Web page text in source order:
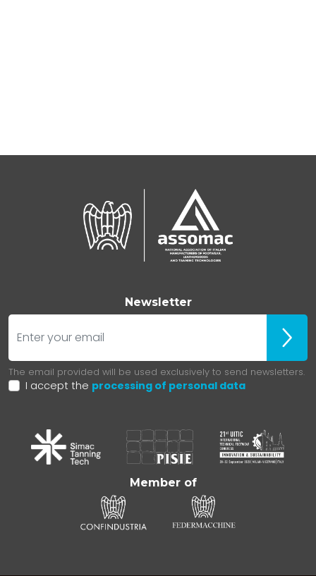
Newsletter
E-mail
Iscriviti
The email provided will be used exclusively to send newsletters.
I accept the processing of personal data
Member of